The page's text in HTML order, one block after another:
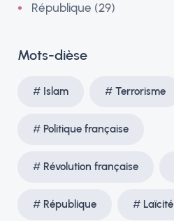
République (29)
Mots-dièse
Islam Terrorisme
Politique française
Révolution française
République Laïcité